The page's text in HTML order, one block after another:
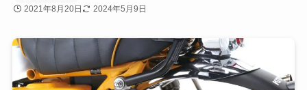
2021年8月20日 2024年5月9日